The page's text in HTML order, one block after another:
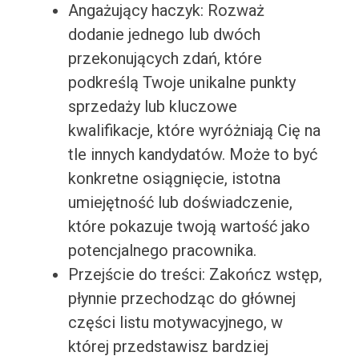
Angażujący haczyk: Rozważ
dodanie jednego lub dwóch
przekonujących zdań, które
podkreślą Twoje unikalne punkty
sprzedaży lub kluczowe
kwalifikacje, które wyróżniają Cię na
tle innych kandydatów. Może to być
konkretne osiągnięcie, istotna
umiejętność lub doświadczenie,
które pokazuje twoją wartość jako
potencjalnego pracownika.
Przejście do treści: Zakończ wstęp,
płynnie przechodząc do głównej
części listu motywacyjnego, w
której przedstawisz bardziej